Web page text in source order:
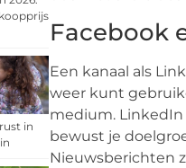
in
Facebook
Een kanaal als
weer kunt
medium. LinkedIn
bewust je
Nieuwsberichten